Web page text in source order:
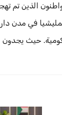
الذين تم
في مدن
حيث